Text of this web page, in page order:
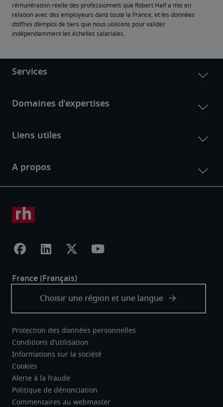
rémunération réelle des professionnels que Robert Half a mis en
relation avec des employeurs dans toute la France, et les données
d’offres d’emploi de tiers que nous utilisons pour valider
indépendamment les échelles salariales.
Protection des données personnelles
Conditions d’utilisation
Informations sur la société
Cookies
Alerte à la fraude
Politique de dénonciation
Commentaires au webmaster